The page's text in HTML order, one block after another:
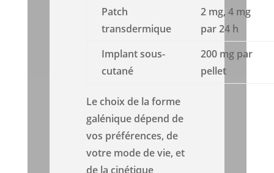
Patch
transdermique
2 mg, 4 mg
par 24 h
Implant sous-
cutané
200 mg par
pellet
Le choix de la forme
galénique dépend de
vos préférences, de
votre mode de vie, et
de la cinétique